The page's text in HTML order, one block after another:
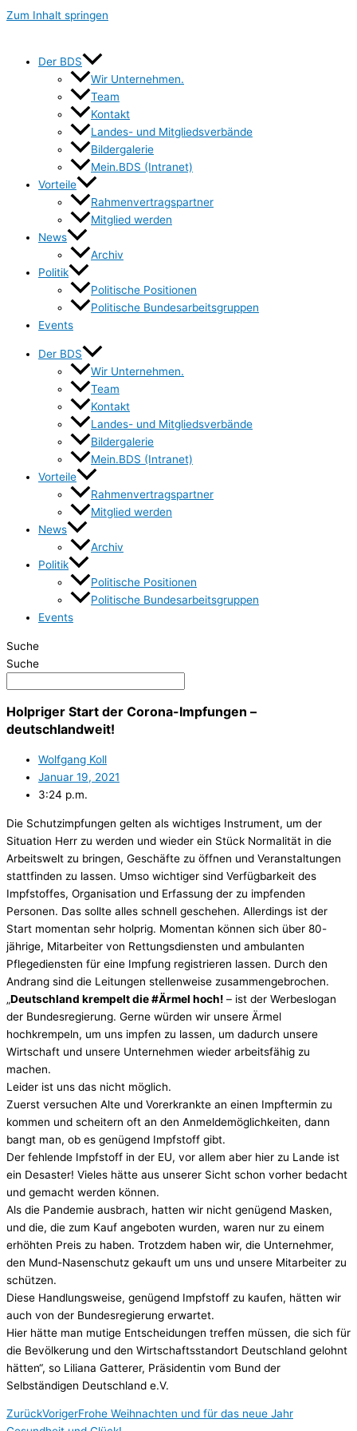
Zum Inhalt springen
Der BDS
Wir Unternehmen.
Team
Kontakt
Landes- und Mitgliedsverbände
Bildergalerie
Mein.BDS (Intranet)
Vorteile
Rahmenvertragspartner
Mitglied werden
News
Archiv
Politik
Politische Positionen
Politische Bundesarbeitsgruppen
Events
Der BDS
Wir Unternehmen.
Team
Kontakt
Landes- und Mitgliedsverbände
Bildergalerie
Mein.BDS (Intranet)
Vorteile
Rahmenvertragspartner
Mitglied werden
News
Archiv
Politik
Politische Positionen
Politische Bundesarbeitsgruppen
Events
Suche
Suche
Holpriger Start der Corona-Impfungen –
deutschlandweit!
Wolfgang Koll
Januar 19, 2021
3:24 p.m.
Die Schutzimpfungen gelten als wichtiges Instrument, um der
Situation Herr zu werden und wieder ein Stück Normalität in die
Arbeitswelt zu bringen, Geschäfte zu öffnen und Veranstaltungen
stattfinden zu lassen. Umso wichtiger sind Verfügbarkeit des
Impfstoffes, Organisation und Erfassung der zu impfenden
Personen. Das sollte alles schnell geschehen. Allerdings ist der
Start momentan sehr holprig. Momentan können sich über 80-
jährige, Mitarbeiter von Rettungsdiensten und ambulanten
Pflegediensten für eine Impfung registrieren lassen. Durch den
Andrang sind die Leitungen stellenweise zusammengebrochen.
„Deutschland krempelt die #Ärmel hoch! – ist der Werbeslogan
der Bundesregierung. Gerne würden wir unsere Ärmel
hochkrempeln, um uns impfen zu lassen, um dadurch unsere
Wirtschaft und unsere Unternehmen wieder arbeitsfähig zu
machen.
Leider ist uns das nicht möglich.
Zuerst versuchen Alte und Vorerkrankte an einen Impftermin zu
kommen und scheitern oft an den Anmeldemöglichkeiten, dann
bangt man, ob es genügend Impfstoff gibt.
Der fehlende Impfstoff in der EU, vor allem aber hier zu Lande ist
ein Desaster! Vieles hätte aus unserer Sicht schon vorher bedacht
und gemacht werden können.
Als die Pandemie ausbrach, hatten wir nicht genügend Masken,
und die, die zum Kauf angeboten wurden, waren nur zu einem
erhöhten Preis zu haben. Trotzdem haben wir, die Unternehmer,
den Mund-Nasenschutz gekauft um uns und unsere Mitarbeiter zu
schützen.
Diese Handlungsweise, genügend Impfstoff zu kaufen, hätten wir
auch von der Bundesregierung erwartet.
Hier hätte man mutige Entscheidungen treffen müssen, die sich für
die Bevölkerung und den Wirtschaftsstandort Deutschland gelohnt
hätten“, so Liliana Gatterer, Präsidentin vom Bund der
Selbständigen Deutschland e.V.
ZurückVorigerFrohe Weihnachten und für das neue Jahr